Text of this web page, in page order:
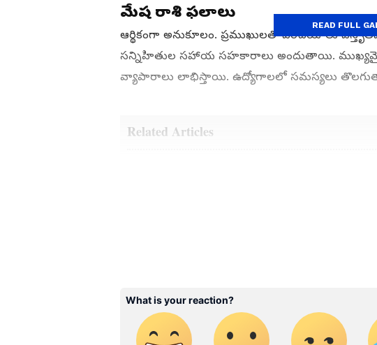
మేష రాశి ఫలాలు
ఆర్థికంగా అనుకూలం. ప్రముఖులతో పరిచయాలు
సన్నిహితుల సహాయ సహకారాలు అందుతాయి. ముఖ్యమైన
వ్యాపారాలు లాభిస్తాయి. ఉద్యోగాలలో సమస్యలు
Related Articles
3
READ FULL